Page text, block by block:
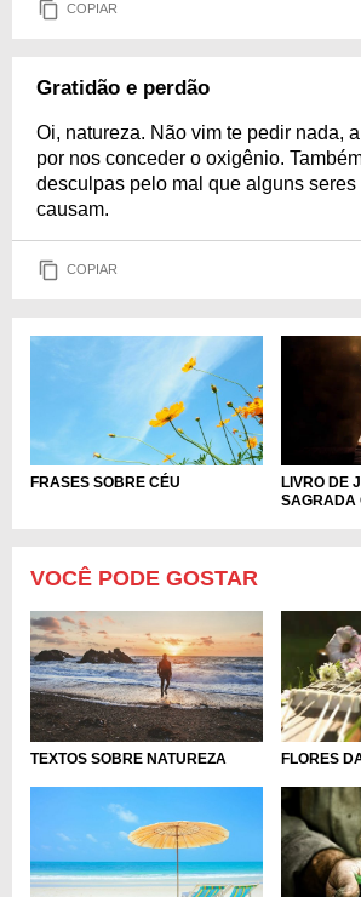
COPIAR
Gratidão e perdão
Oi, natureza. Não vim te pedir nada,
por nos conceder o oxigênio.
desculpas pelo mal que alguns seres
causam.
COPIAR
FRASES SOBRE CÉU
LIVRO DE
SAGRADA
VOCÊ PODE GOSTAR
TEXTOS SOBRE NATUREZA FLORES